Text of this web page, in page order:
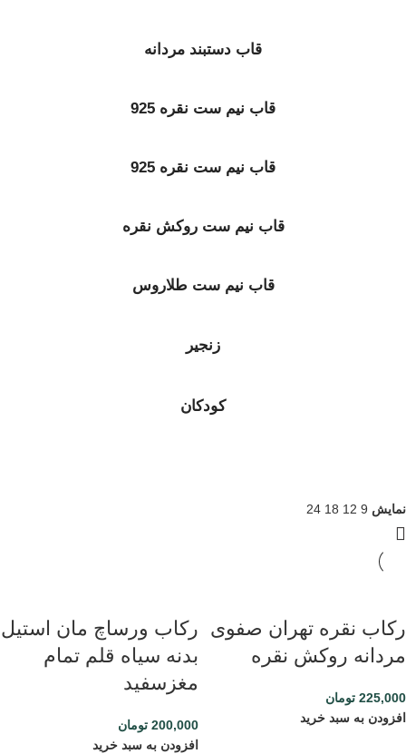
قاب دستبند مردانه
قاب نیم ست نقره 925
قاب نیم ست نقره 925
قاب نیم ست روکش نقره
قاب نیم ست طلاروس
زنجیر
کودکان
نمایش 9
12
18
24
رکاب نقره تهران صفوی
مردانه روکش نقره
225,000 تومان
افزودن به سبد خرید
رکاب ورساچ مان استیل
بدنه سیاه قلم تمام
مغزسفید
200,000 تومان
افزودن به سبد خرید